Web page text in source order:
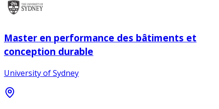
Master en performance des bâtiments et
conception durable
University of Sydney